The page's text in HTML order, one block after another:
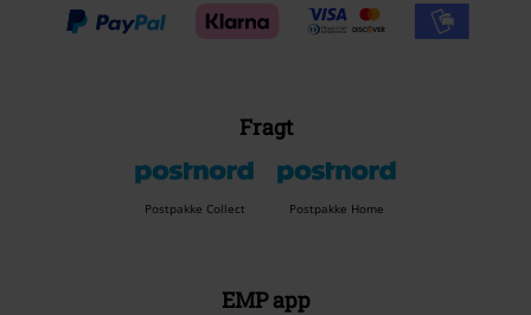
Fragt
Postpakke Collect Postpakke Home
EMP app